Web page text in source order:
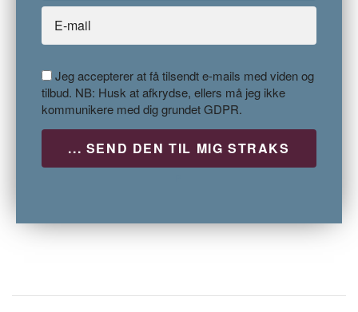
Jeg accepterer at få tilsendt e-mails med viden og
tilbud. NB: Husk at afkrydse, ellers må jeg ikke
kommunikere med dig grundet GDPR.